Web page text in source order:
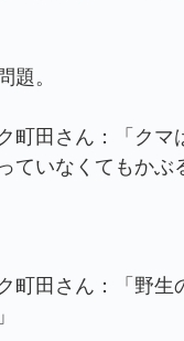
題。
田さん：「クマ
ていなくてもかぶ
田さん：「野生